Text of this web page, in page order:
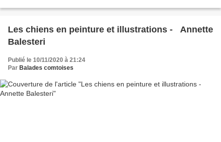
Les chiens en peinture et illustrations - Annette
Balesteri
Publié le 10/11/2020 à 21:24
Par Balades comtoises